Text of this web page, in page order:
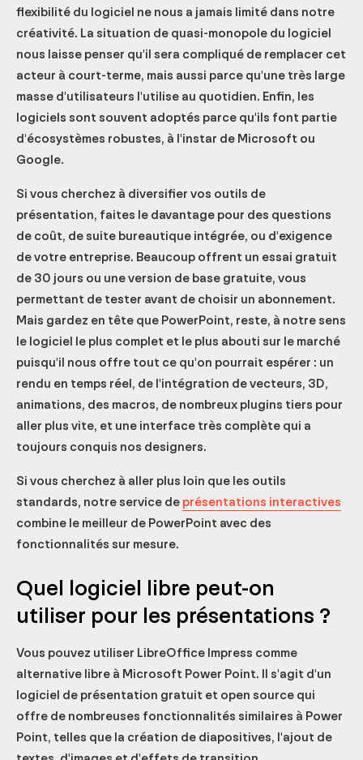
flexibilité du logiciel ne nous a jamais limité dans notre
créativité. La situation de quasi-monopole du logiciel
nous laisse penser qu'il sera compliqué de remplacer cet
acteur à court-terme, mais aussi parce qu'une très large
masse d'utilisateurs l'utilise au quotidien. Enfin, les
logiciels sont souvent adoptés parce qu'ils font partie
d'écosystèmes robustes, à l'instar de Microsoft ou
Google.
Si vous cherchez à diversifier vos outils de
présentation, faites le davantage pour des questions
de coût, de suite bureautique intégrée, ou d'exigence
de votre entreprise. Beaucoup offrent un essai gratuit
de 30 jours ou une version de base gratuite, vous
permettant de tester avant de choisir un abonnement.
Mais gardez en tête que PowerPoint, reste, à notre sens
le logiciel le plus complet et le plus abouti sur le marché
puisqu'il nous offre tout ce qu'on pourrait espérer : un
rendu en temps réel, de l'intégration de vecteurs, 3D,
animations, des macros, de nombreux plugins tiers pour
aller plus vite, et une interface très complète qui a
toujours conquis nos designers.
Si vous cherchez à aller plus loin que les outils
standards, notre service de présentations interactives
combine le meilleur de PowerPoint avec des
fonctionnalités sur mesure.
Quel logiciel libre peut-on
utiliser pour les présentations ?
Vous pouvez utiliser LibreOffice Impress comme
alternative libre à Microsoft Power Point. Il s'agit d'un
logiciel de présentation gratuit et open source qui
offre de nombreuses fonctionnalités similaires à Power
Point, telles que la création de diapositives, l'ajout de